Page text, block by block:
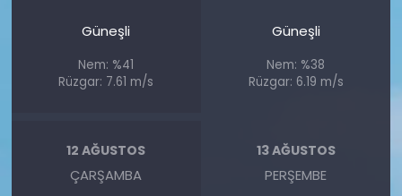
Güneşli
Nem: %41
Rüzgar: 7.61 m/s
Güneşli
Nem: %38
Rüzgar: 6.19 m/s
12 AĞUSTOS
ÇARŞAMBA
13 AĞUSTOS
PERŞEMBE